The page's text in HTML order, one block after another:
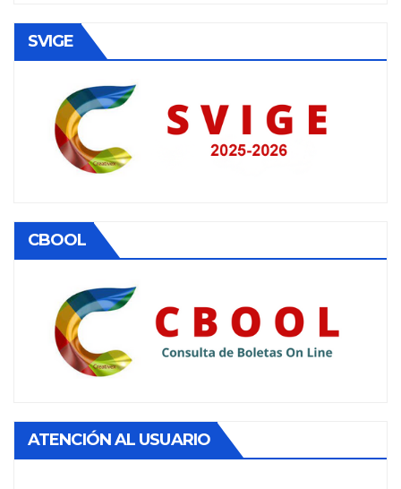
SVIGE
CBOOL
ATENCIÓN AL USUARIO